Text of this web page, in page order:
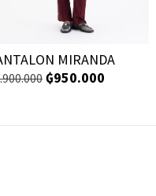
MIRANDA
₲950.000